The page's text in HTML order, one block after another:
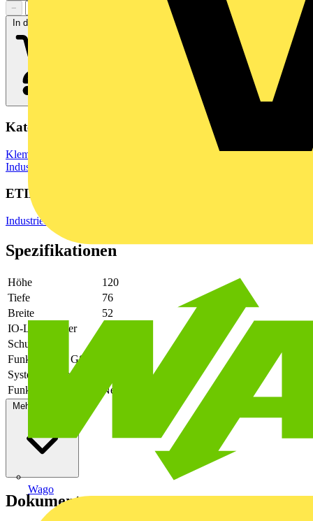
Wago
−
In den Warenkorb
Kategorien
Klemmen, Steckverbinder & Verbindungselemente
Industriesteckverbinder
ETIM Group
Industriesteuerungen SPS
Spezifikationen
Höhe
120
Tiefe
76
Breite
52
IO-Link Master
Schutzart (IP)
Funkstandard GSM
Systemkomponente
Funkstandard GPRS
Nein
Mehr anzeigen
Dokumente